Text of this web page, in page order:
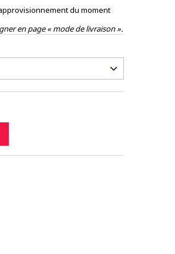
du moment
en page « mode de livraison ».